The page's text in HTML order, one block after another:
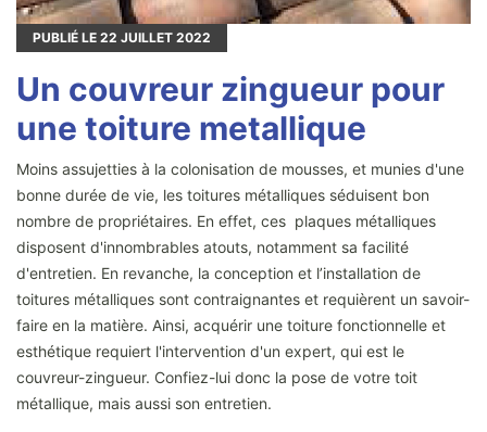
PUBLIÉ LE 22 JUILLET 2022
Un couvreur zingueur pour
une toiture metallique
Moins assujetties à la colonisation de mousses, et munies d'une
bonne durée de vie, les toitures métalliques séduisent bon
nombre de propriétaires. En effet, ces plaques métalliques
disposent d'innombrables atouts, notamment sa facilité
d'entretien. En revanche, la conception et l’installation de
toitures métalliques sont contraignantes et requièrent un savoir-
faire en la matière. Ainsi, acquérir une toiture fonctionnelle et
esthétique requiert l'intervention d'un expert, qui est le
couvreur-zingueur. Confiez-lui donc la pose de votre toit
métallique, mais aussi son entretien.